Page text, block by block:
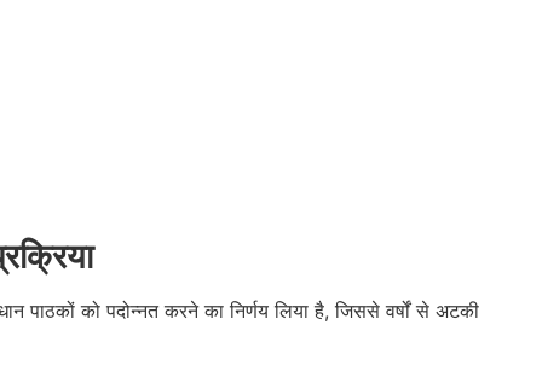
पाठकों को पदोन्नत करने का निर्णय लिया है, जिससे वर्षों से अटकी